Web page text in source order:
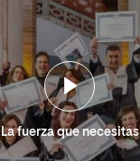
La fuerza que necesitas